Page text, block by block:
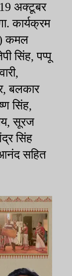
अक्टूबर
कार्यक्रम
कमल
सिंह, पप्पू
बलकार
सिंह,
सूरज
सिंह
आनंद सहित